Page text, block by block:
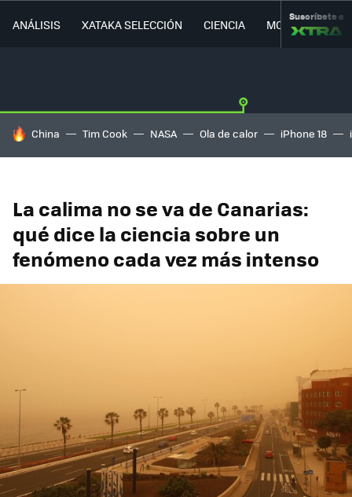
ANÁLISIS XATAKA SELECCIÓN CIENCIA MOVILIDAD
Suscríbete a
HOY SE HABLA DE
China Tim Cook NASA Ola de calor iPhone 18
La calima no se va de Canarias:
qué dice la ciencia sobre un
fenómeno cada vez más intenso